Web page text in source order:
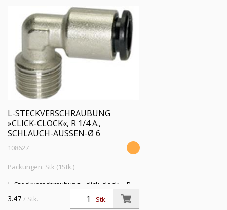
L-STECKVERSCHRAUBUNG
»CLICK-CLOCK«, R 1/4 A.,
SCHLAUCH-AUSSEN-Ø 6
108627
Packungen: Stk (1Stk.)
L-Steckverschraubung »click-clock«, R
1/4 a., für Schlauch-Außen-Ø 6 mm,
Arbeitsdruck max. 16 bar, Messing
Stk.
3.47 / Stk.